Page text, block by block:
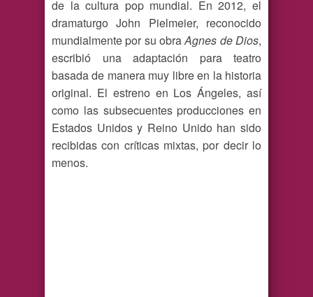
de la cultura pop mundial. En 2012, el
dramaturgo John Pielmeier, reconocido
mundialmente por su obraAgnes de Dios,
escribió una adaptación para teatro
basada de manera muy libre en la historia
original. El estreno en Los Ángeles, así
como las subsecuentes producciones en
Estados Unidos y Reino Unido han sido
recibidas con críticas mixtas, por decir lo
menos.